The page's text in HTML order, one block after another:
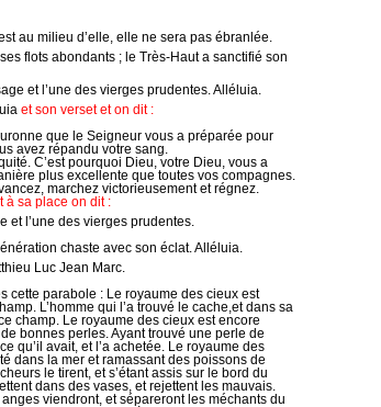
au milieu d’elle, elle ne sera pas ébranlée.
flots abondants ; le Très-Haut a sanctifié son
et l’une des vierges prudentes. Alléluia.
et son verset et on dit :
que le Seigneur vous a préparée pour
avez répandu votre sang.
C’est pourquoi Dieu, votre Dieu, vous a
plus excellente que toutes vos compagnes.
marchez victorieusement et régnez.
à sa place on dit :
et l’une des vierges prudentes.
chaste avec son éclat. Alléluia.
Luc Jean Marc.
cette parabole : Le royaume des cieux est
L’homme qui l’a trouvé le cache,et dans sa
champ. Le royaume des cieux est encore
bonnes perles. Ayant trouvé une perle de
qu’il avait, et l’a achetée. Le royaume des
dans la mer et ramassant des poissons de
le tirent, et s’étant assis sur le bord du
dans des vases, et rejettent les mauvais.
viendront, et sépareront les méchants du